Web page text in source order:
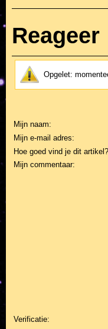
Reageer
Opgelet:
Mijn naam:
Mijn e-mail adres:
Hoe goed vind je dit artikel?
Mijn commentaar:
Verificatie: